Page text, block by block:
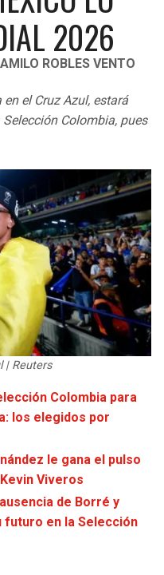
2026
ROBLES VENTO
el Cruz Azul, estará
Colombia, pues
| Reuters
Colombia para
los elegidos por
le gana el pulso
Viveros
de Borré y
en la Selección